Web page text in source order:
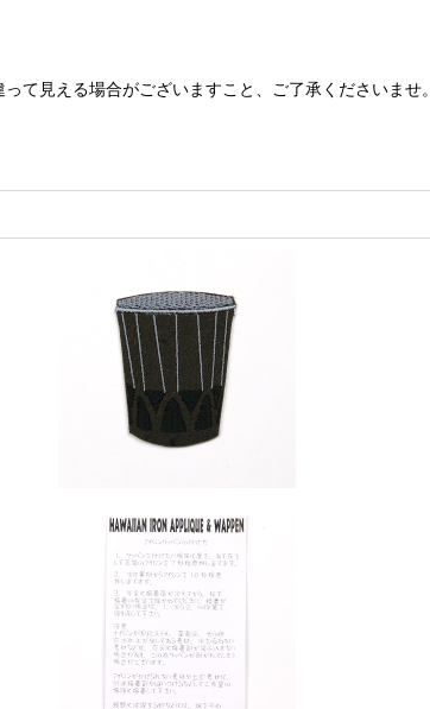
て見える場合がございますこと、ご了承くださいませ。